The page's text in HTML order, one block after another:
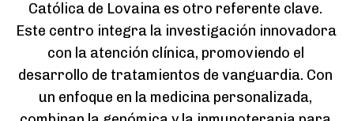
Católica de Lovaina es otro referente clave.
Este centro integra la investigación innovadora
con la atención clínica, promoviendo el
desarrollo de tratamientos de vanguardia. Con
un enfoque en la medicina personalizada,